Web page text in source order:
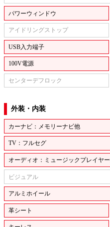
パワーウィンドウ
アイドリングストップ
USB入力端子
100V電源
センターデフロック
外装・内装
カーナビ：メモリーナビ他
TV：フルセグ
オーディオ：ミュージックプレイヤ
ビジュアル
アルミホイール
革シート